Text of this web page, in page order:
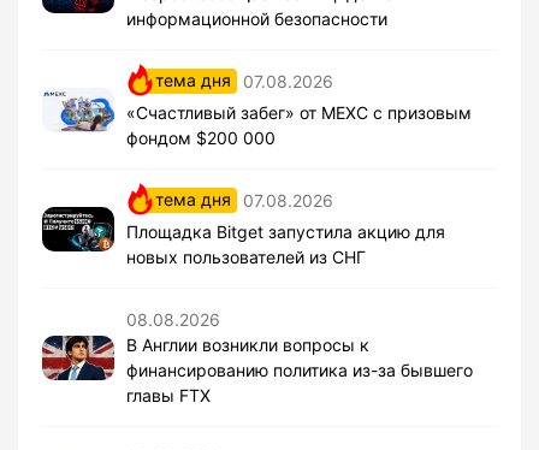
информационной безопасности
тема дня
07.08.2026
«Счастливый забег» от MEXC с призовым
фондом $200 000
тема дня
07.08.2026
Площадка Bitget запустила акцию для
новых пользователей из СНГ
08.08.2026
В Англии возникли вопросы к
финансированию политика из-за бывшего
главы FTX